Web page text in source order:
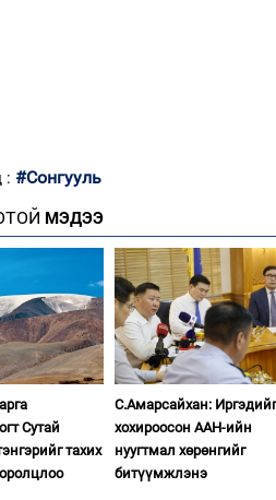
: #Сонгууль
МЭДЭЭ
Сутай
тахих
С.Амарсайхан:
хохироосон ААН-ийн
нуугтмал хөрөнгийг
битүүмжлэнэ